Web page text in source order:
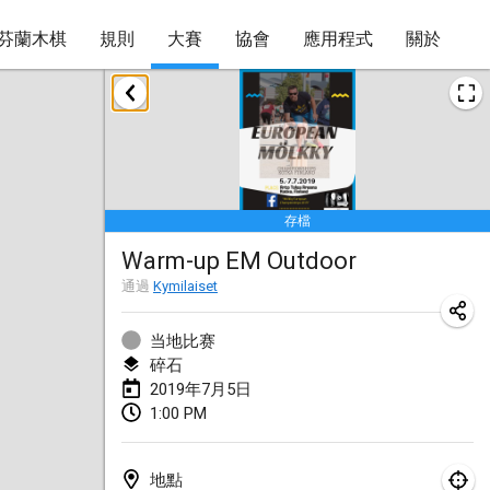
蘭木棋 規則 大賽 協會 應用程式 關於
存檔
Warm-up EM Outdoor
通過 Kymilaiset
当地比赛
碎石
2019年7月5日
1:00 PM
地點
2019年1月
New Year's Throw Mölkky
2019年1月1日|捷克共和國
Tournoi Mixte ASPTTOM
2019年1月20日| 法國
Tournoi d'Hiver
2019年1月26日
Liekki Cup
2019年1月26日